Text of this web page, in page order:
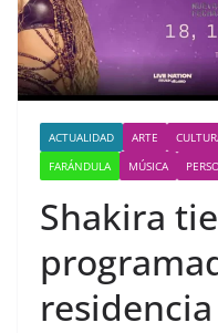
ACTUALIDAD ARTE
FARÁNDULA
MÚSICA
Shakira